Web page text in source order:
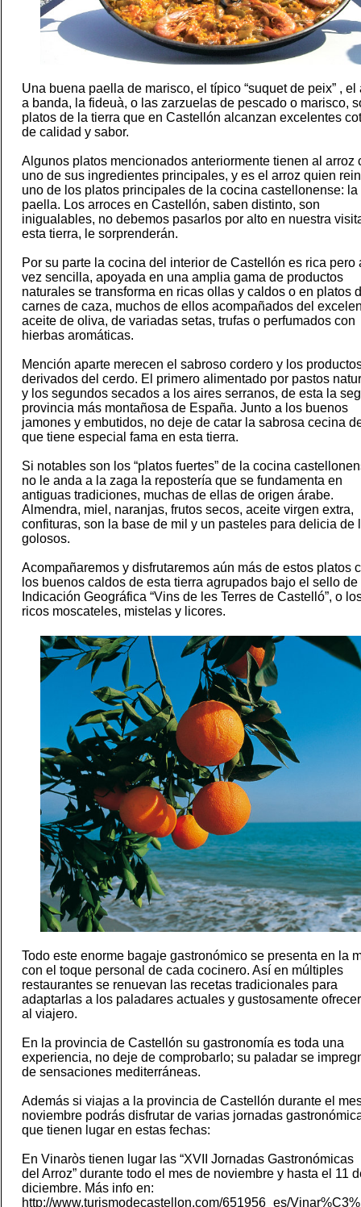
Una buena paella de marisco, el típico “suquet de peix” , el
a banda, la fideuà, o las zarzuelas de pescado o marisco,
platos de la tierra que en Castellón alcanzan excelentes
de calidad y sabor.
Algunos platos mencionados anteriormente tienen al arroz
uno de sus ingredientes principales, y es el arroz quien
uno de los platos principales de la cocina castellonense: la
paella. Los arroces en Castellón, saben distinto, son
inigualables, no debemos pasarlos por alto en nuestra
esta tierra, le sorprenderán.
Por su parte la cocina del interior de Castellón es rica pero
vez sencilla, apoyada en una amplia gama de productos
naturales se transforma en ricas ollas y caldos o en platos
carnes de caza, muchos de ellos acompañados del
aceite de oliva, de variadas setas, trufas o perfumados con
hierbas aromáticas.
Mención aparte merecen el sabroso cordero y los
derivados del cerdo. El primero alimentado por pastos
y los segundos secados a los aires serranos, de esta la
provincia más montañosa de España. Junto a los buenos
jamones y embutidos, no deje de catar la sabrosa cecina
que tiene especial fama en esta tierra.
Si notables son los “platos fuertes” de la cocina
no le anda a la zaga la repostería que se fundamenta en
antiguas tradiciones, muchas de ellas de origen árabe.
Almendra, miel, naranjas, frutos secos, aceite virgen extra,
confituras, son la base de mil y un pasteles para delicia de
golosos.
Acompañaremos y disfrutaremos aún más de estos platos
los buenos caldos de esta tierra agrupados bajo el sello de
Indicación Geográfica “Vins de les Terres de Castelló”, o
ricos moscateles, mistelas y licores.
Todo este enorme bagaje gastronómico se presenta en la
con el toque personal de cada cocinero. Así en múltiples
restaurantes se renuevan las recetas tradicionales para
adaptarlas a los paladares actuales y gustosamente
al viajero.
En la provincia de Castellón su gastronomía es toda una
experiencia, no deje de comprobarlo; su paladar se
de sensaciones mediterráneas.
Además si viajas a la provincia de Castellón durante el
noviembre podrás disfrutar de varias jornadas
que tienen lugar en estas fechas:
En Vinaròs tienen lugar las “XVII Jornadas Gastronómicas
del Arroz” durante todo el mes de noviembre y hasta el 11
diciembre. Más info en:
http://www.turismodecastellon.com/651956_es/